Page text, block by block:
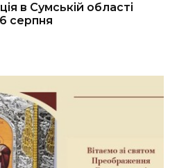
в Сумській області
серпня